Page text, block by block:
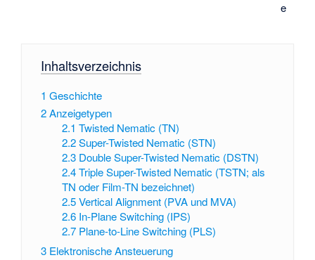
e
Inhaltsverzeichnis
1 Geschichte
2Anzeigetypen
2.1 Twisted Nematic (TN)
2.2 Super-Twisted Nematic (STN)
2.3 Double Super-Twisted Nematic (DSTN)
2.4 Triple Super-Twisted Nematic (TSTN; als
TN oder Film-TN bezeichnet)
2.5 Vertical Alignment (PVA und MVA)
2.6 In-Plane Switching (IPS)
2.7 Plane-to-Line Switching (PLS)
3 Elektronische Ansteuerung